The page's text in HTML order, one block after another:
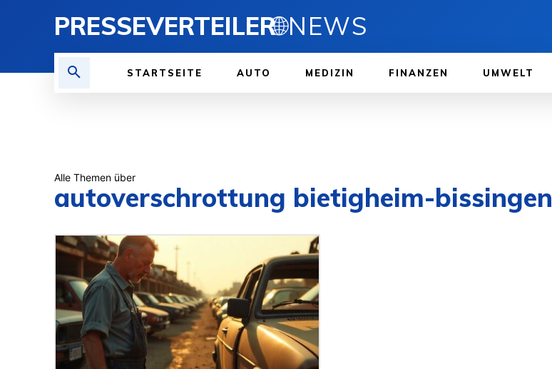
PRESSEVERTEILER🌐NEWS
STARTSEITE AUTO MEDIZIN FINANZEN UMWELT
Alle Themen über
autoverschrottung bietigheim-bissingen